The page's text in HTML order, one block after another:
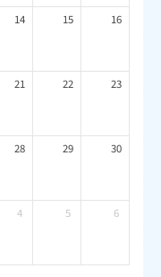
14 15 16
21 22 23
28 29 30
4 5 6